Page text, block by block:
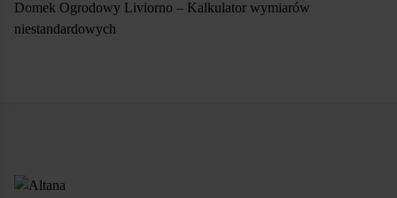
Domek Ogrodowy Liviorno – Kalkulator wymiarów
niestandardowych